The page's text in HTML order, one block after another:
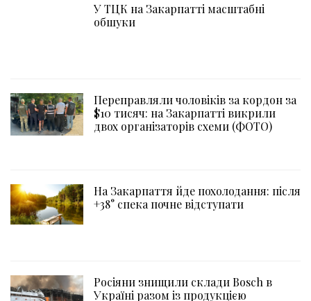
У ТЦК на Закарпатті масштабні
обшуки
Переправляли чоловіків за кордон за
$10 тисяч: на Закарпатті викрили
двох організаторів схеми (ФОТО)
На Закарпаття йде похолодання: після
+38° спека почне відступати
Росіяни знищили склади Bosch в
Україні разом із продукцією